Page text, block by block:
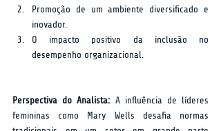
Promoção de um ambiente diversificado e
inovador.
O impacto positivo da inclusão no
desempenho organizacional.
Perspectiva do Analista: A influência de líderes
femininas como Mary Wells desafia normas